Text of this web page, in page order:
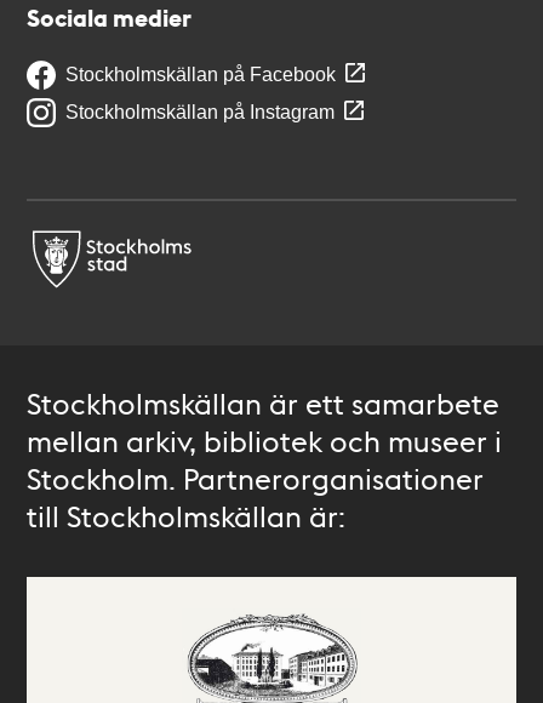
Sociala medier
Stockholmskällan på Facebook
Stockholmskällan på Instagram
Stockholmskällan är ett samarbete
mellan arkiv, bibliotek och museer i
Stockholm. Partnerorganisationer
till Stockholmskällan är: